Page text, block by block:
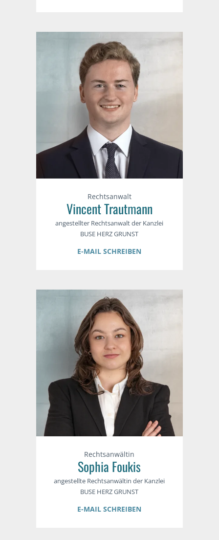
Rechtsanwalt
Vincent Trautmann
angestellter Rechtsanwalt der Kanzlei
BUSE HERZ GRUNST
E-MAIL SCHREIBEN
Rechtsanwältin
Sophia Foukis
angestellte Rechtsanwältin der Kanzlei
BUSE HERZ GRUNST
E-MAIL SCHREIBEN